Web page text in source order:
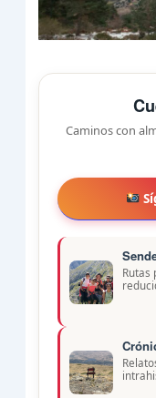
Caminos con
Rutas